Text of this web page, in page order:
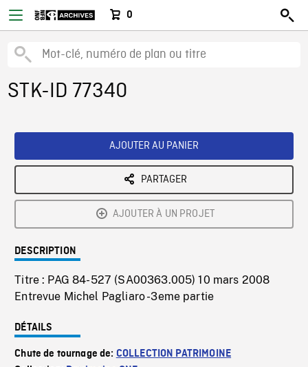
0
STK-ID 77340
AJOUTER AU PANIER
PARTAGER
AJOUTER À UN PROJET
DESCRIPTION
Titre : PAG 84-527 (SA00363.005) 10 mars 2008
Entrevue Michel Pagliaro -3eme partie
DÉTAILS
Chute de tournage de: COLLECTION PATRIMOINE